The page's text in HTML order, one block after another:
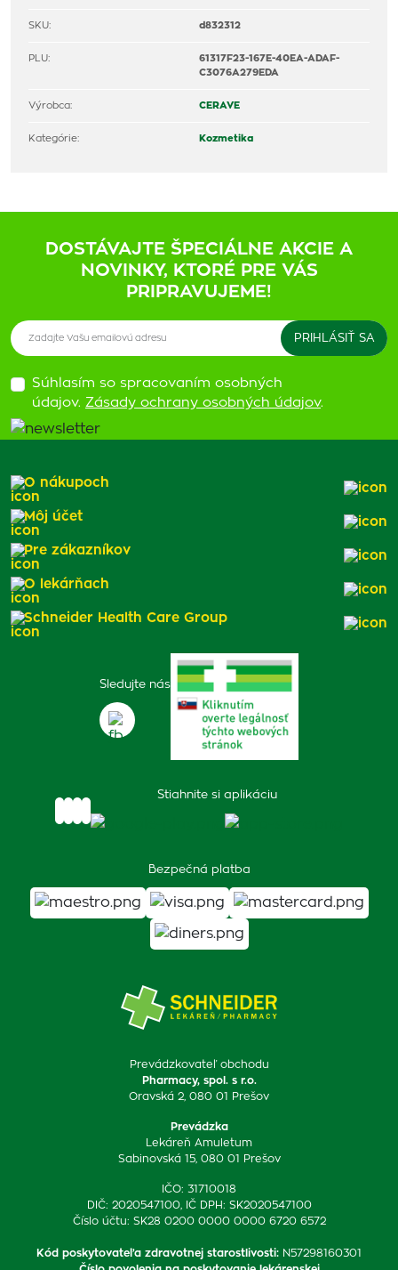
SKU: d832312
PLU:
61317F23-167E-40EA-ADAF-
C3076A279EDA
Výrobca: CERAVE
Kategórie: Kozmetika
DOSTÁVAJTE ŠPECIÁLNE AKCIE A
NOVINKY, KTORÉ PRE VÁS
PRIPRAVUJEME!
Súhlasím so spracovaním osobných
údajov. Zásady ochrany osobných údajov.
Prevádzkovateľ obchodu
Pharmacy, spol. s r.o.
Oravská 2, 080 01 Prešov
Prevádzka
Lekáreň Amuletum
Sabinovská 15, 080 01 Prešov
IČO: 31710018
DIČ: 2020547100, IČ DPH: SK2020547100
Číslo účtu: SK28 0200 0000 0000 6720 6572
Kód poskytovateľa zdravotnej starostlivosti: N57298160301
Sledujte nás
Stiahnite si aplikáciu
Bezpečná platba
O nákupoch
Môj účet
Pre zákazníkov
O lekárňach
Schneider Health Care Group